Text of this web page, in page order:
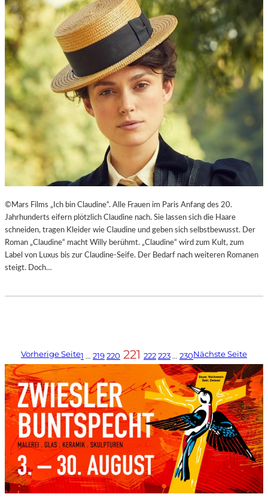
©Mars Films „Ich bin Claudine“. Alle Frauen im Paris Anfang des 20.
Jahrhunderts eifern plötzlich Claudine nach. Sie lassen sich die Haare
schneiden, tragen Kleider wie Claudine und geben sich selbstbewusst. Der
Roman „Claudine“ macht Willy berühmt. „Claudine“ wird zum Kult, zum
Label von Luxus bis zur Claudine-Seife. Der Bedarf nach weiteren Romanen
steigt. Doch…
Vorherige Seite1 … 219220 221 222223 … 230Nächste Seite